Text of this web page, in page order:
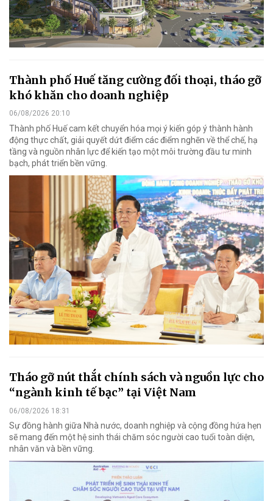
Thành phố Huế tăng cường đối thoại, tháo gỡ
khó khăn cho doanh nghiệp
06/08/2026 20:10
Thành phố Huế cam kết chuyển hóa mọi ý kiến góp ý thành hành
động thực chất, giải quyết dứt điểm các điểm nghẽn về thể chế, hạ
tầng và nguồn nhân lực để kiến tạo một môi trường đầu tư minh
bạch, phát triển bền vững.
Tháo gỡ nút thắt chính sách và nguồn lực cho
“ngành kinh tế bạc” tại Việt Nam
06/08/2026 18:31
Sự đồng hành giữa Nhà nước, doanh nghiệp và cộng đồng hứa hẹn
sẽ mang đến một hệ sinh thái chăm sóc người cao tuổi toàn diện,
nhân văn và bền vững.